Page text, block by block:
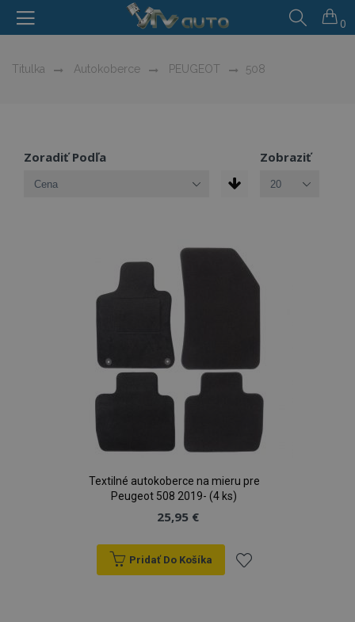
0
Titulka Autokoberce PEUGEOT 508
Zoradiť Podľa Zobraziť
Textilné autokoberce na mieru pre
Peugeot 508 2019- (4 ks)
25,95 €
Pridať Do Košíka